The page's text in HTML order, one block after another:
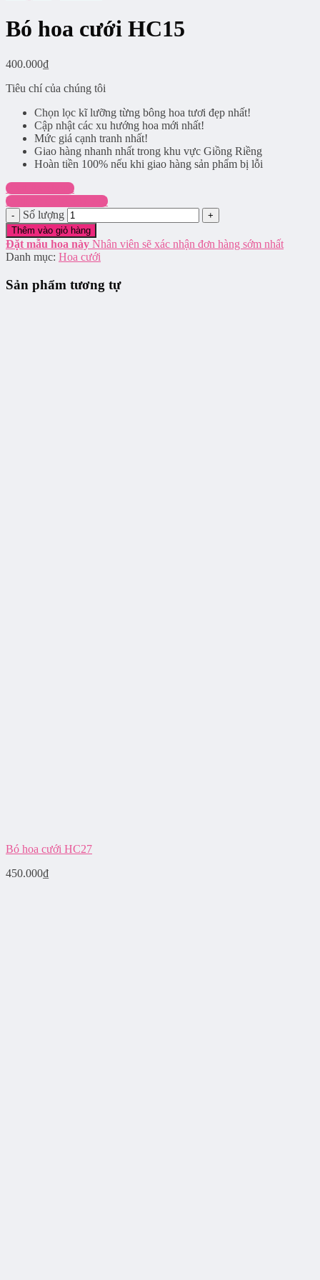
Bó hoa cưới HC15
400.000₫
Tiêu chí của chúng tôi
Chọn lọc kĩ lưỡng từng bông hoa tươi đẹp nhất!
Cập nhật các xu hướng hoa mới nhất!
Mức giá cạnh tranh nhất!
Giao hàng nhanh nhất trong khu vực Giồng Riềng
Hoàn tiền 100% nếu khi giao hàng sản phẩm bị lỗi
Chat Facebook
Hotline: 0916.337.745
Số lượng
Thêm vào giỏ hàng
Đặt mẫu hoa này Nhân viên sẽ xác nhận đơn hàng sớm nhất
Danh mục: Hoa cưới
Sản phẩm tương tự
Bó hoa cưới HC27
450.000₫